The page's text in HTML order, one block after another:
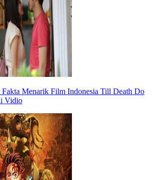
Fakta Menarik Film Indonesia Till Death Do
Vidio